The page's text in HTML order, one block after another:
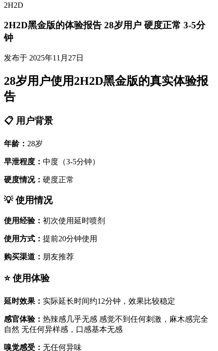
2H2D
2H2D黑金版的体验报告 28岁用户 硬度正常 3-5分
钟
发布于 2025年11月27日
28岁用户使用2H2D黑金版的真实体验报
告
📋 用户背景
年龄： 28岁
早泄程度： 中度（3-5分钟）
硬度情况： 硬度正常
💡 使用情况
使用经验： 初次使用延时喷剂
使用方式： 提前20分钟使用
购买渠道： 朋友推荐
⭐ 使用体验
延时效果： 实际延长时间约12分钟，效果比较稳定
感官体验： 热辣感几乎无感 感觉不到任何刺激，麻木感完全
自然 无任何异样感，口感基本无感
嗅觉感受： 无任何异味